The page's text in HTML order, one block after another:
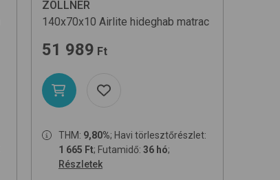
ZÖLLNER
140x70x10 Airlite hideghab matrac
51 989 Ft
THM: 9,80%; Havi törlesztőrészlet:
1 665 Ft; Futamidő: 36 hó;
Részletek